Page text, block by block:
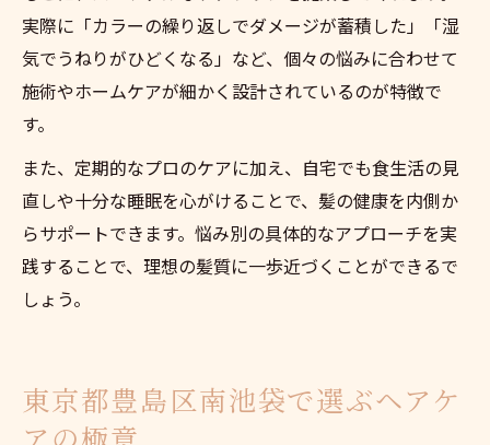
実際に「カラーの繰り返しでダメージが蓄積した」「湿
気でうねりがひどくなる」など、個々の悩みに合わせて
施術やホームケアが細かく設計されているのが特徴で
す。
また、定期的なプロのケアに加え、自宅でも食生活の見
直しや十分な睡眠を心がけることで、髪の健康を内側か
らサポートできます。悩み別の具体的なアプローチを実
践することで、理想の髪質に一歩近づくことができるで
しょう。
東京都豊島区南池袋で選ぶヘアケ
アの極意